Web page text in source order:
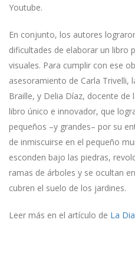
Youtube.
En conjunto, los autores
dificultades de elaborar un libro
visuales. Para cumplir con ese
asesoramiento de Carla Trivelli,
Braille, y Delia Díaz, docente de
libro único e innovador, que
pequeños –y grandes– por su
de inmiscuirse en el pequeño
esconden bajo las piedras,
ramas de árboles y se ocultan
cubren el suelo de los jardines.
Leer más en el artículo de La